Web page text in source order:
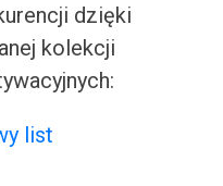
dzięki
kolekcji
list